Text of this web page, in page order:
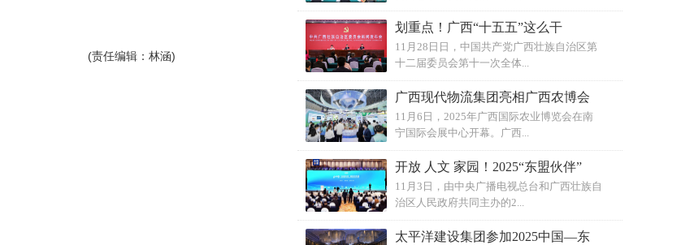
(责任编辑：林涵)
划重点！广西“十五五”这么干
11月28日日，中国共产党广西壮族自治区第
十二届委员会第十一次全体...
广西现代物流集团亮相广西农博会
11月6日，2025年广西国际农业博览会在南
宁国际会展中心开幕。广西...
开放 人文 家园！2025“东盟伙伴”
11月3日，由中央广播电视总台和广西壮族自
治区人民政府共同主办的2...
太平洋建设集团参加2025中国—东